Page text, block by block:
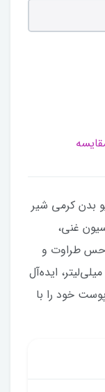
بدن کرمی شیر
غنی،
حس طراوت و
آرامش را به ارمغان می‌آورد. با حجم 500 میلی‌لیتر، ایده‌آل
خود را با